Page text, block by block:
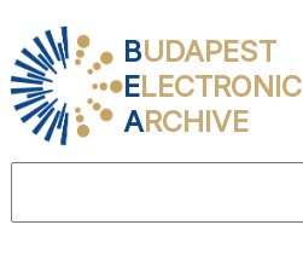
BUDAPEST
ELECTRONIC
ARCHIVE